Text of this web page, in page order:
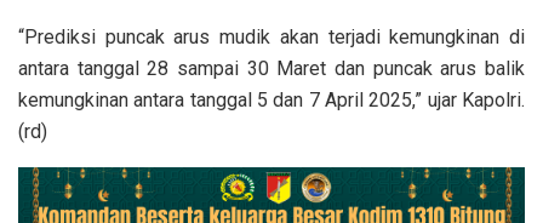
“Prediksi puncak arus mudik akan terjadi kemungkinan di
antara tanggal 28 sampai 30 Maret dan puncak arus balik
kemungkinan antara tanggal 5 dan 7 April 2025,” ujar Kapolri.
(rd)